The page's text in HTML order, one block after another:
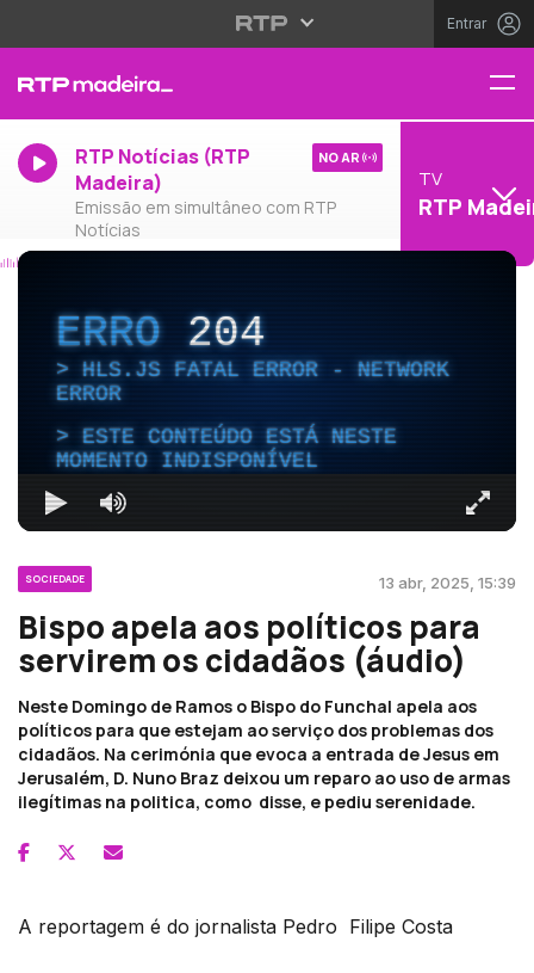
Entrar
RTP Notícias (RTP
Madeira)
Emissão em simultâneo com RTP
Notícias
NO AR
TV
RTP
ERRO204
HLS.JS FATAL ERROR - NETWORK
ERROR
ESTE CONTEÚDO ESTÁ NESTE
MOMENTO INDISPONÍVEL
SOCIEDADE 13 abr, 2025, 15:39
Bispo apela aos políticos para
servirem os cidadãos (áudio)
Neste Domingo de Ramos o Bispo do Funchal apela aos
políticos para que estejam ao serviço dos problemas dos
cidadãos. Na cerimónia que evoca a entrada de Jesus em
Jerusalém, D. Nuno Braz deixou um reparo ao uso de armas
ilegítimas na politica, como disse, e pediu serenidade.
A reportagem é do jornalista Pedro Filipe Costa